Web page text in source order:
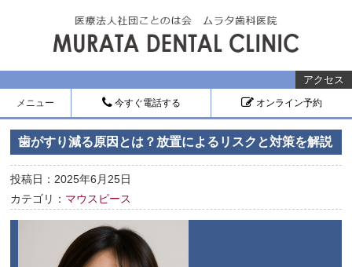
アクセス
メニュー 今すぐ電話する オンライン予約
歯がすり減る原因とは？放置によるリスクと対策を解説
投稿日：2025年6月25日
カテゴリ： マウスピース